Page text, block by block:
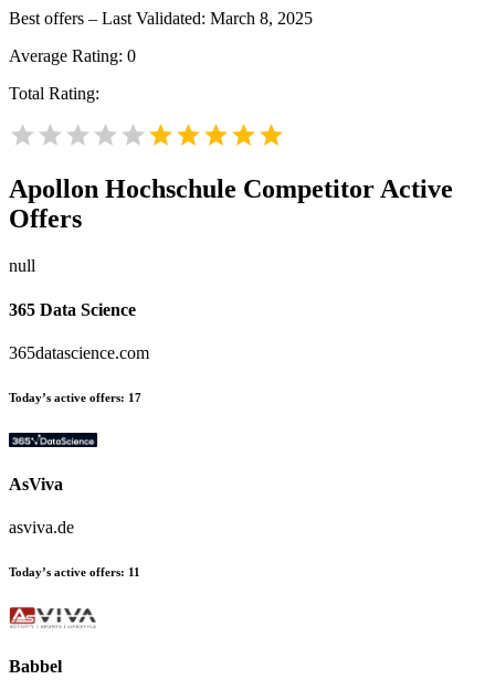
Best offers – Last Validated: March 8, 2025
Average Rating: 0
Total Rating:
Apollon Hochschule Competitor Active
Offers
null
365 Data Science
365datascience.com
Today’s active offers: 17
AsViva
asviva.de
Today’s active offers: 11
Babbel